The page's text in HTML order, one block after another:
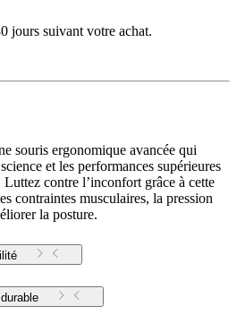
jours suivant votre achat.
souris ergonomique avancée qui
et les performances supérieures
contre l’inconfort grâce à cette
contraintes musculaires, la pression
la posture.